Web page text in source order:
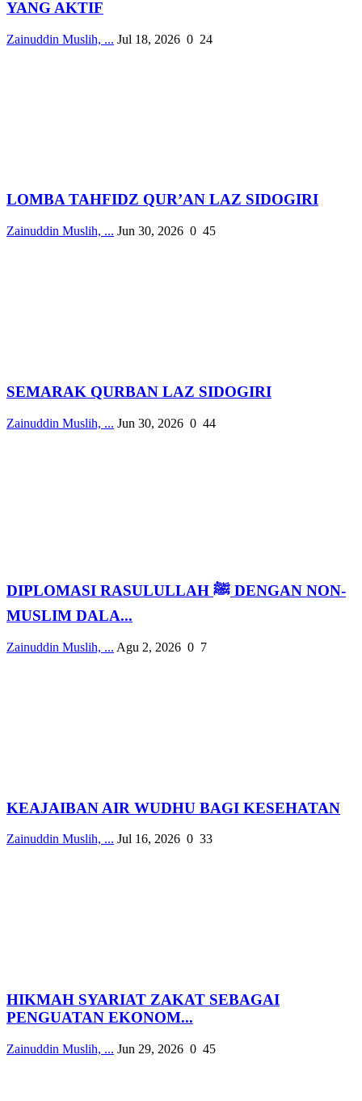
YANG AKTIF
Zainuddin Muslih, ... Jul 18, 2026 0 24
LOMBA TAHFIDZ QUR’AN LAZ SIDOGIRI
Zainuddin Muslih, ... Jun 30, 2026 0 45
SEMARAK QURBAN LAZ SIDOGIRI
Zainuddin Muslih, ... Jun 30, 2026 0 44
DIPLOMASI RASULULLAH ﷺ DENGAN NON-
MUSLIM DALA...
Zainuddin Muslih, ... Agu 2, 2026 0 7
KEAJAIBAN AIR WUDHU BAGI KESEHATAN
Zainuddin Muslih, ... Jul 16, 2026 0 33
HIKMAH SYARIAT ZAKAT SEBAGAI
PENGUATAN EKONOM...
Zainuddin Muslih, ... Jun 29, 2026 0 45